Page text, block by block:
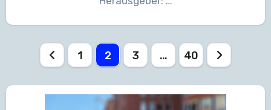
Seitennummerierung
1 2 3 … 40